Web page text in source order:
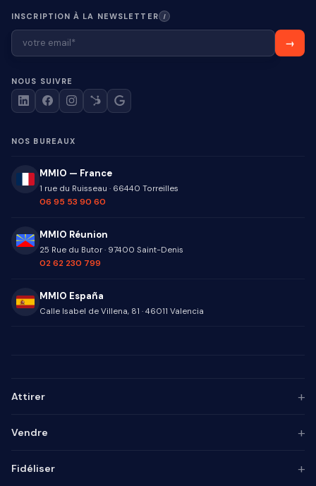
INSCRIPTION À LA NEWSLETTER I
NOUS SUIVRE
NOS BUREAUX
MMIO — France
1 rue du Ruisseau · 66440 Torreilles
06 95 53 90 60
MMIO Réunion
25 Rue du Butor· 97400 Saint-Denis
02 62 230 799
MMIO España
Calle Isabel de Villena, 81 · 46011 Valencia
Attirer +
Marketing de contenu
Agence GEO
Vendre +
Alignement mktg-vente
Fidéliser +